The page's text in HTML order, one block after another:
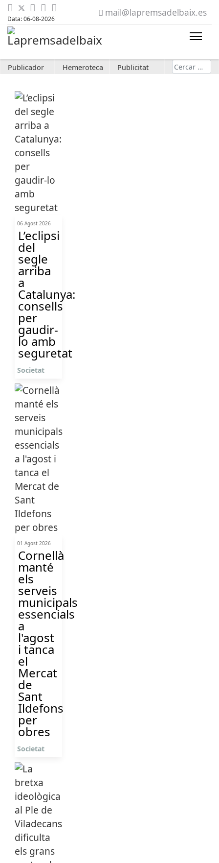
Data: 06-08-2026
mail@lapremsadelbaix.es
Publicador Hemeroteca Publicitat Cerca
06 Agost 2026
L’eclipsi
del
segle
arriba
a
Catalunya:
consells
per
gaudir-
lo amb
seguretat
Societat
01 Agost 2026
Cornellà
manté
els
serveis
municipals
essencials
a
l'agost
i tanca
el
Mercat
de
Sant
Ildefons
per
obres
Societat